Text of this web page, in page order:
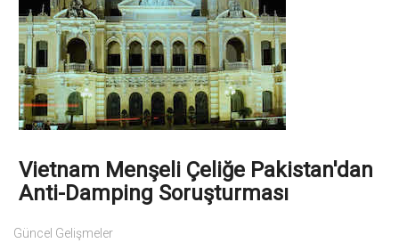
Vietnam Menşeli Çeliğe Pakistan'dan
Anti-Damping Soruşturması
Güncel Gelişmeler